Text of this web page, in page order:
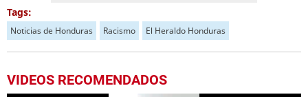
Tags:
Noticias de Honduras Racismo El Heraldo Honduras
VIDEOS RECOMENDADOS